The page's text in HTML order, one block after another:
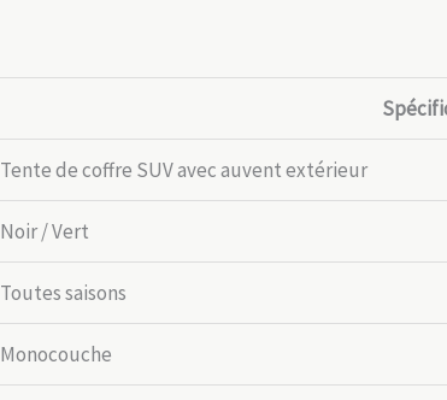
Tente de coffre SUV avec auvent extérieur
Noir / Vert
Toutes saisons
Monocouche